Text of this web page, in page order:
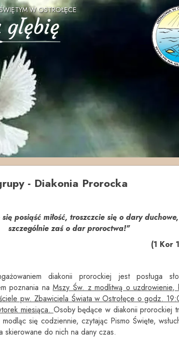
W OSTROŁĘCE
- Diakonia Prorocka
posiąść miłość, troszczcie się o dary duchowe,
szczególnie zaś o dar proroctwa!"
(1 Kor
diakonii prorockiej jest posługa
poznania naMszy Św. z modlitwą o uzdrowienie,
pw. Zbawiciela Świata w Ostrołęce o godz.
miesiąca. Osoby będące w diakonii prorockiej
się codziennie, czytając Pismo Święte,
skierowane do nich na dany czas.